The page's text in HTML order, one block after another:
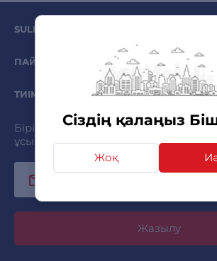
Сіздің қалаңыз
Жоқ
SULPAK КОМПАНИЯСЫ
ПАЙДАЛЫ
ТИІМДІ
Бірінші болып жазылыңыз және ең
ұсыныстарды алыңыз!
Жазылу